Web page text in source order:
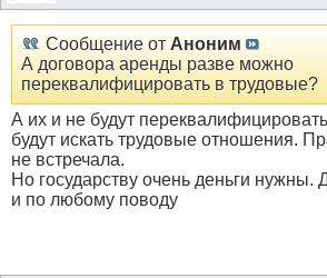
Сообщение от Аноним
А договора аренды разве можно
переквалифицировать в трудовые?
А их и не будут
будут искать трудовые отношения.
не встречала.
Но государству очень деньги нужны.
и по любому поводу